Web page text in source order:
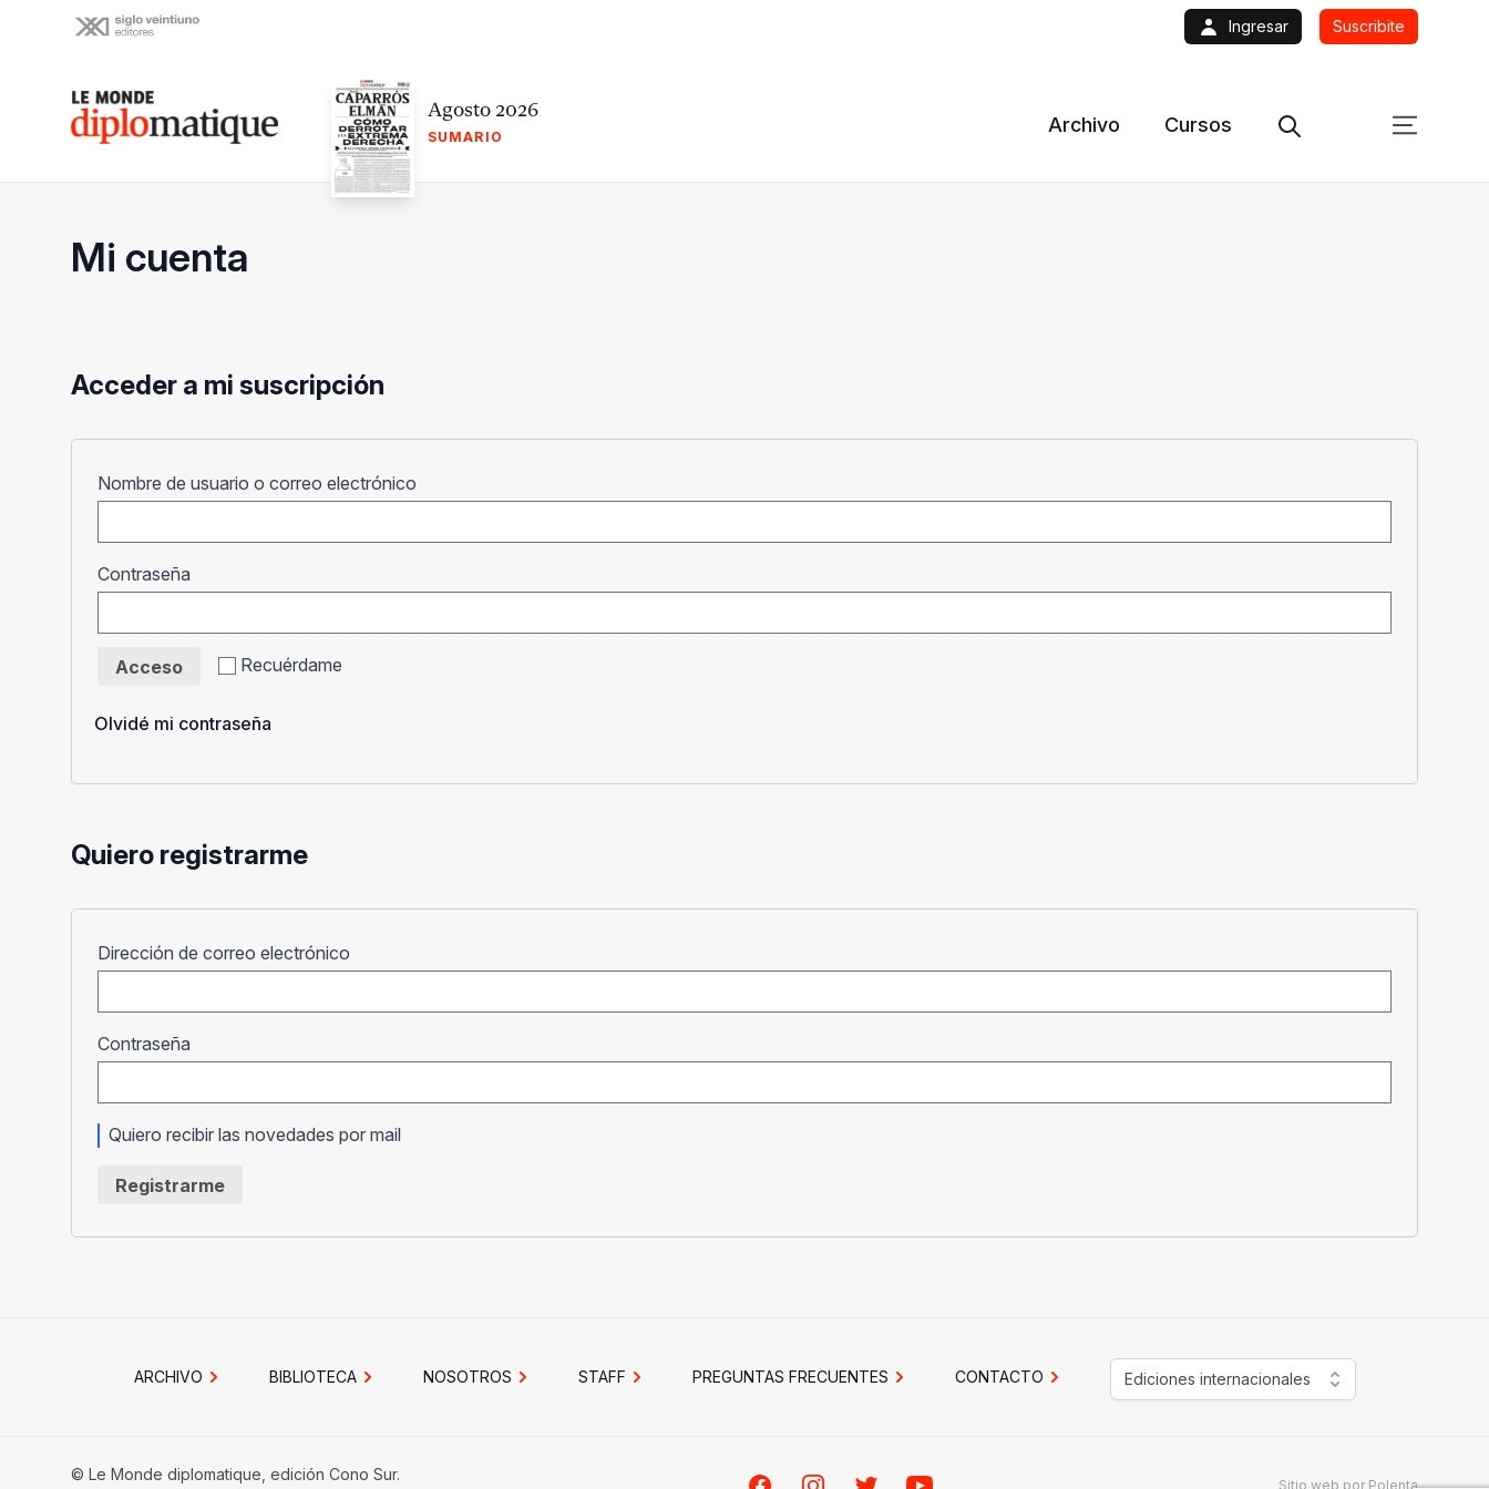
Ingresar Suscribite
Le monde diplomatique Agosto 2026
SUMARIO
Archivo Cursos
Mi cuenta
Acceder a mi suscripción
Nombre de usuario o correo electrónico
Contraseña
Recuérdame
Acceso
Olvidé mi contraseña
Quiero registrarme
Dirección de correo electrónico
Contraseña
Quiero recibir las novedades por mail
Registrarme
ARCHIVO BIBLIOTECA NOSOTROS STAFF PREGUNTAS FRECUENTES CONTACTO Ediciones internacionales
© Le Monde diplomatique, edición Cono Sur.
Sitio web por Polenta